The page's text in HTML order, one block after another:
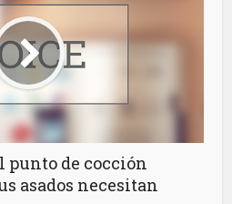
punto de cocción
asados necesitan